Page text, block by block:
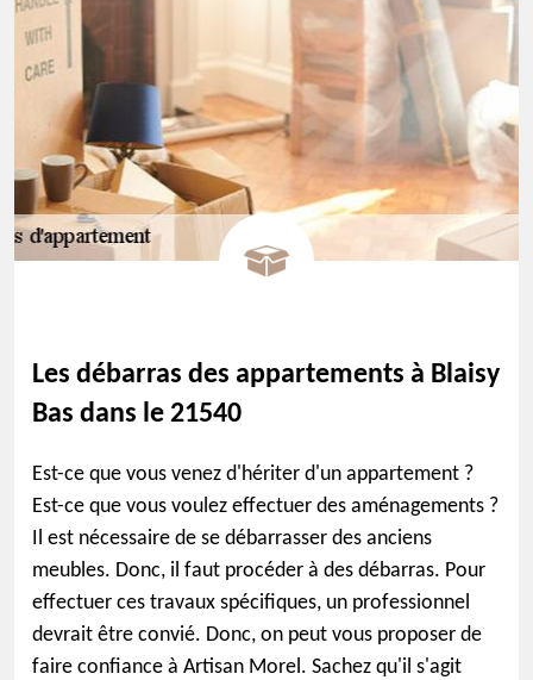
Les débarras des appartements à Blaisy
Bas dans le 21540
Est-ce que vous venez d'hériter d'un appartement ?
Est-ce que vous voulez effectuer des aménagements ?
Il est nécessaire de se débarrasser des anciens
meubles. Donc, il faut procéder à des débarras. Pour
effectuer ces travaux spécifiques, un professionnel
devrait être convié. Donc, on peut vous proposer de
faire confiance à Artisan Morel. Sachez qu'il s'agit